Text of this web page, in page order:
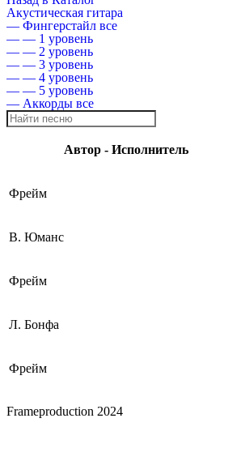
Акустическая гитара
— Фингерстайл все
— — 1 уровень
— — 2 уровень
— — 3 уровень
— — 4 уровень
— — 5 уровень
— Аккорды все
Автор - Исполнитель
Фрейм
В. Юманс
Фрейм
Л. Бонфа
Фрейм
Frameproduction 2024